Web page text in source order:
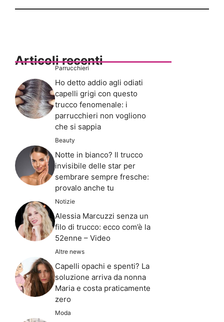
Articoli recenti
Parrucchieri
Ho detto addio agli odiati
capelli grigi con questo
trucco fenomenale: i
parrucchieri non vogliono
che si sappia
Beauty
Notte in bianco? Il trucco
invisibile delle star per
sembrare sempre fresche:
provalo anche tu
Notizie
Alessia Marcuzzi senza un
filo di trucco: ecco com’è la
52enne – Video
Altre news
Capelli opachi e spenti? La
soluzione arriva da nonna
Maria e costa praticamente
zero
Moda